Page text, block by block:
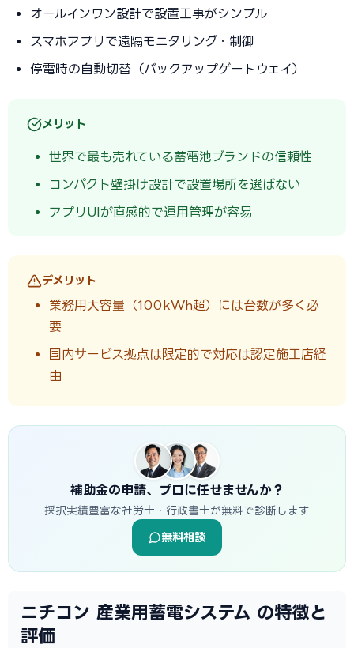
オールインワン設計で設置工事がシンプル
スマホアプリで遠隔モニタリング・制御
停電時の自動切替（バックアップゲートウェイ）
メリット
世界で最も売れている蓄電池ブランドの信頼性
コンパクト壁掛け設計で設置場所を選ばない
アプリUIが直感的で運用管理が容易
デメリット
業務用大容量（100kWh超）には台数が多く必
要
国内サービス拠点は限定的で対応は認定施工店経
由
補助金の申請、プロに任せませんか？
採択実績豊富な社労士・行政書士が無料で診断します
無料相談
ニチコン 産業用蓄電システム の特徴と
評価